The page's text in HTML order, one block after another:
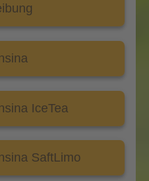
IceTea
SaftLimo